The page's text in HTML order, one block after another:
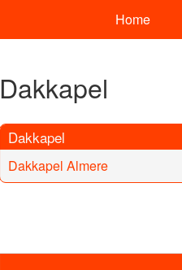
Home
Dakkapel
Dakkapel
Dakkapel Almere